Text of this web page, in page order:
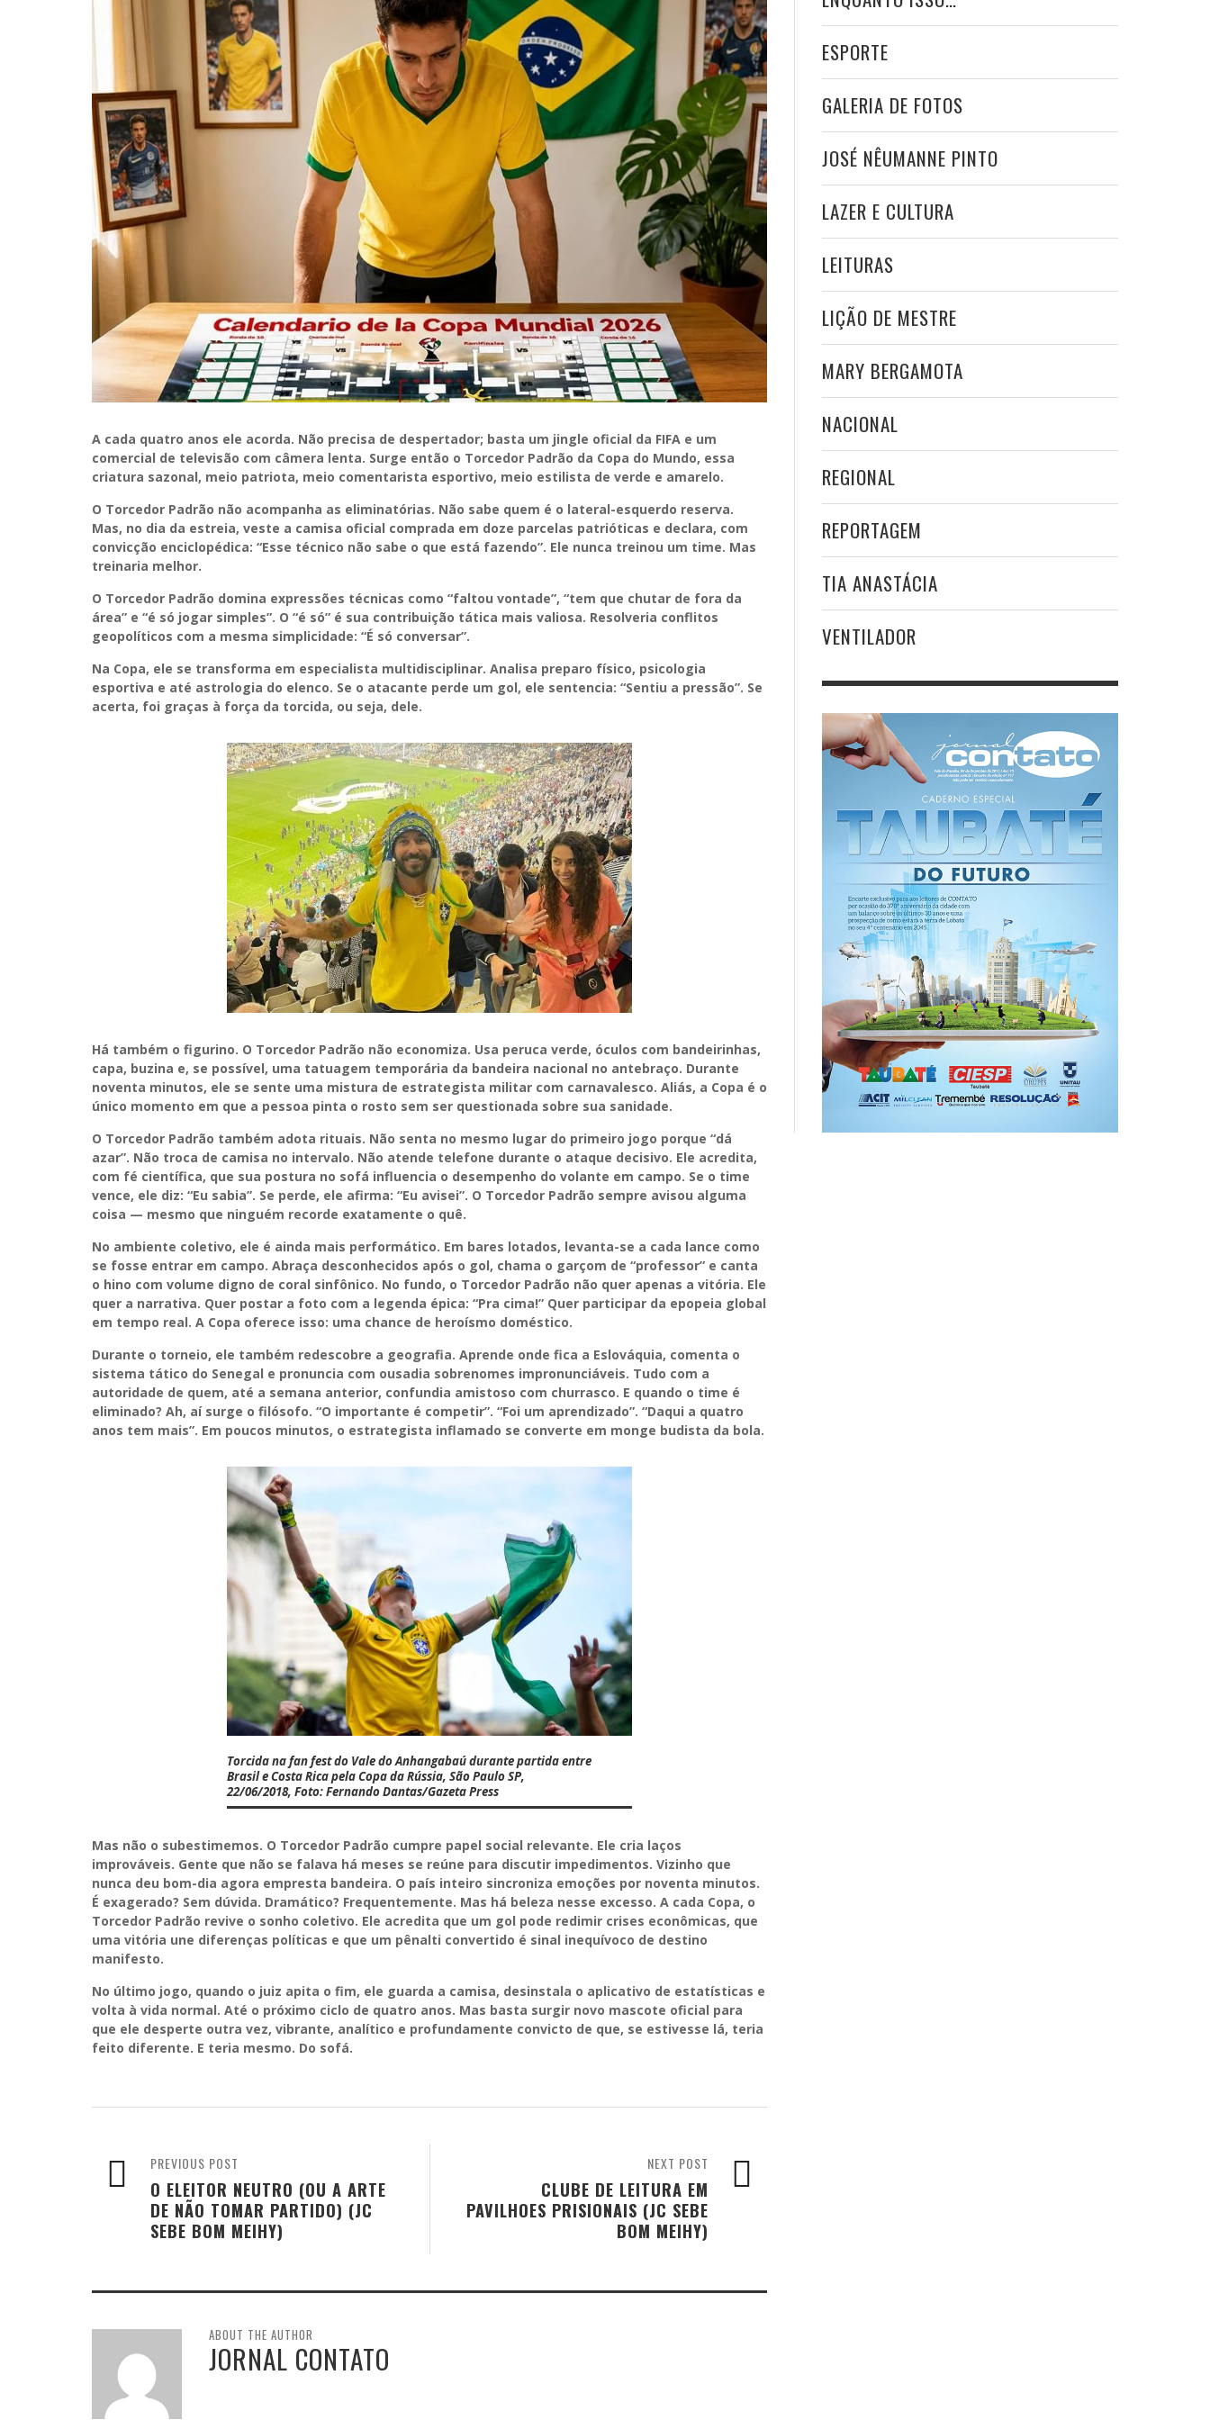
A cada quatro anos ele acorda. Não precisa de despertador; basta um jingle oficial da FIFA e um
comercial de televisão com câmera lenta. Surge então o Torcedor Padrão da Copa do Mundo, essa
criatura sazonal, meio patriota, meio comentarista esportivo, meio estilista de verde e amarelo.
O Torcedor Padrão não acompanha as eliminatórias. Não sabe quem é o lateral-esquerdo reserva.
Mas, no dia da estreia, veste a camisa oficial comprada em doze parcelas patrióticas e declara, com
convicção enciclopédica: “Esse técnico não sabe o que está fazendo”. Ele nunca treinou um time. Mas
treinaria melhor.
O Torcedor Padrão domina expressões técnicas como “faltou vontade”, “tem que chutar de fora da
área” e “é só jogar simples”. O “é só” é sua contribuição tática mais valiosa. Resolveria conflitos
geopolíticos com a mesma simplicidade: “É só conversar”.
Na Copa, ele se transforma em especialista multidisciplinar. Analisa preparo físico, psicologia
esportiva e até astrologia do elenco. Se o atacante perde um gol, ele sentencia: “Sentiu a pressão”. Se
acerta, foi graças à força da torcida, ou seja, dele.
Há também o figurino. O Torcedor Padrão não economiza. Usa peruca verde, óculos com bandeirinhas,
capa, buzina e, se possível, uma tatuagem temporária da bandeira nacional no antebraço. Durante
noventa minutos, ele se sente uma mistura de estrategista militar com carnavalesco. Aliás, a Copa é o
único momento em que a pessoa pinta o rosto sem ser questionada sobre sua sanidade.
O Torcedor Padrão também adota rituais. Não senta no mesmo lugar do primeiro jogo porque “dá
azar”. Não troca de camisa no intervalo. Não atende telefone durante o ataque decisivo. Ele acredita,
com fé científica, que sua postura no sofá influencia o desempenho do volante em campo. Se o time
vence, ele diz: “Eu sabia”. Se perde, ele afirma: “Eu avisei”. O Torcedor Padrão sempre avisou alguma
coisa — mesmo que ninguém recorde exatamente o quê.
No ambiente coletivo, ele é ainda mais performático. Em bares lotados, levanta-se a cada lance como
se fosse entrar em campo. Abraça desconhecidos após o gol, chama o garçom de “professor” e canta
o hino com volume digno de coral sinfônico. No fundo, o Torcedor Padrão não quer apenas a vitória. Ele
quer a narrativa. Quer postar a foto com a legenda épica: “Pra cima!” Quer participar da epopeia global
em tempo real. A Copa oferece isso: uma chance de heroísmo doméstico.
Durante o torneio, ele também redescobre a geografia. Aprende onde fica a Eslováquia, comenta o
sistema tático do Senegal e pronuncia com ousadia sobrenomes impronunciáveis. Tudo com a
autoridade de quem, até a semana anterior, confundia amistoso com churrasco. E quando o time é
eliminado? Ah, aí surge o filósofo. “O importante é competir”. “Foi um aprendizado”. “Daqui a quatro
anos tem mais”. Em poucos minutos, o estrategista inflamado se converte em monge budista da bola.
Torcida na fan fest do Vale do Anhangabaú durante partida entre
Brasil e Costa Rica pela Copa da Rússia, São Paulo SP,
22/06/2018, Foto: Fernando Dantas/Gazeta Press
Mas não o subestimemos. O Torcedor Padrão cumpre papel social relevante. Ele cria laços
improváveis. Gente que não se falava há meses se reúne para discutir impedimentos. Vizinho que
nunca deu bom-dia agora empresta bandeira. O país inteiro sincroniza emoções por noventa minutos.
É exagerado? Sem dúvida. Dramático? Frequentemente. Mas há beleza nesse excesso. A cada Copa, o
Torcedor Padrão revive o sonho coletivo. Ele acredita que um gol pode redimir crises econômicas, que
uma vitória une diferenças políticas e que um pênalti convertido é sinal inequívoco de destino
manifesto.
No último jogo, quando o juiz apita o fim, ele guarda a camisa, desinstala o aplicativo de estatísticas e
volta à vida normal. Até o próximo ciclo de quatro anos. Mas basta surgir novo mascote oficial para
que ele desperte outra vez, vibrante, analítico e profundamente convicto de que, se estivesse lá, teria
feito diferente. E teria mesmo. Do sofá.
NEXT POST
CLUBE DE LEITURA EM
PAVILHOES PRISIONAIS (JC SEBE
BOM MEIHY)
PREVIOUS POST
O ELEITOR NEUTRO (OU A ARTE
DE NÃO TOMAR PARTIDO) (JC
SEBE BOM MEIHY)
ABOUT THE AUTHOR
JORNAL CONTATO
ESPORTE
GALERIA DE FOTOS
JOSÉ NÊUMANNE PINTO
LAZER E CULTURA
LEITURAS
LIÇÃO DE MESTRE
MARY BERGAMOTA
NACIONAL
REGIONAL
REPORTAGEM
TIA ANASTÁCIA
VENTILADOR